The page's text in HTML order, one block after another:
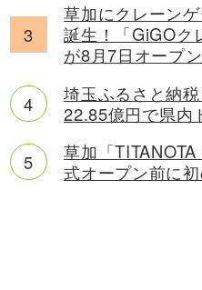
草加にクレーン
誕生！「GiGOク
が8月7日オープン
埼玉ふるさと納
22.85億円で県内
草加「
式オープン前に